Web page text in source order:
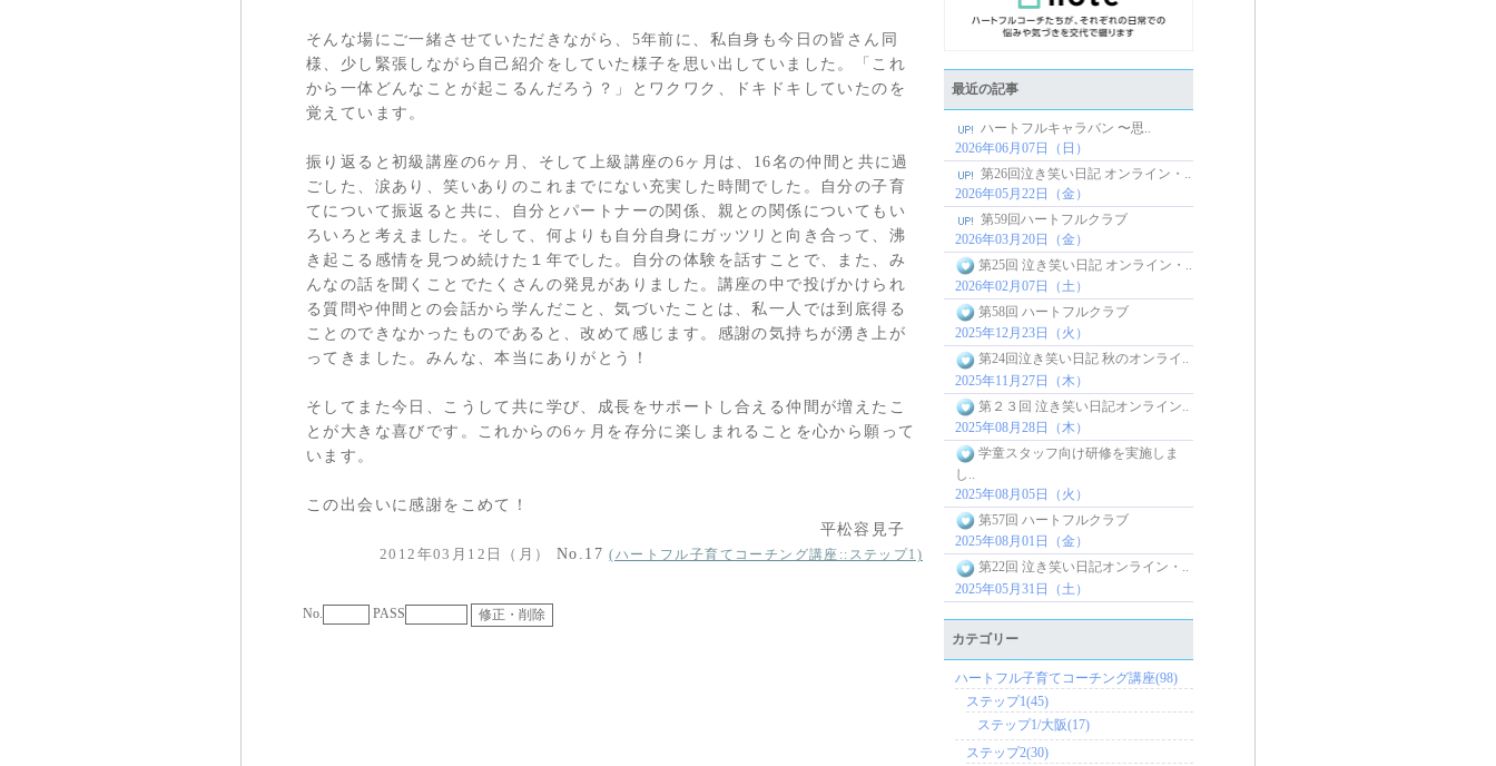
そんな場にご一緒させていただきながら、5年前に、私自身も今日の皆さん同
様、少し緊張しながら自己紹介をしていた様子を思い出していました。「これ
から一体どんなことが起こるんだろう？」とワクワク、ドキドキしていたのを
覚えています。
振り返ると初級講座の6ヶ月、そして上級講座の6ヶ月は、16名の仲間と共に過
ごした、涙あり、笑いありのこれまでにない充実した時間でした。自分の子育
てについて振返ると共に、自分とパートナーの関係、親との関係についてもい
ろいろと考えました。そして、何よりも自分自身にガッツリと向き合って、沸
き起こる感情を見つめ続けた１年でした。自分の体験を話すことで、また、み
んなの話を聞くことでたくさんの発見がありました。講座の中で投げかけられ
る質問や仲間との会話から学んだこと、気づいたことは、私一人では到底得る
ことのできなかったものであると、改めて感じます。感謝の気持ちが湧き上が
ってきました。みんな、本当にありがとう！
そしてまた今日、こうして共に学び、成長をサポートし合える仲間が増えたこ
とが大きな喜びです。これからの6ヶ月を存分に楽しまれることを心から願って
います。
この出会いに感謝をこめて！
平松容見子
2012年03月12日（月）
No.17(ハートフル子育てコーチング講座::ステップ1)
No. PASS
最近の記事
ハートフルキャラバン 〜思..
2026年06月07日（日）
第26回泣き笑い日記 オンライン・..
2026年05月22日（金）
第59回ハートフルクラブ
2026年03月20日（金）
第25回 泣き笑い日記 オンライン・..
2026年02月07日（土）
第58回 ハートフルクラブ
2025年12月23日（火）
第24回泣き笑い日記 秋のオンライ..
2025年11月27日（木）
第２３回 泣き笑い日記オンライン..
2025年08月28日（木）
学童スタッフ向け研修を実施しま
し..
2025年08月05日（火）
第57回 ハートフルクラブ
2025年08月01日（金）
第22回 泣き笑い日記オンライン・..
2025年05月31日（土）
カテゴリー
ハートフル子育てコーチング講座(98)
ステップ1(45)
ステップ1/大阪(17)
ステップ2(30)